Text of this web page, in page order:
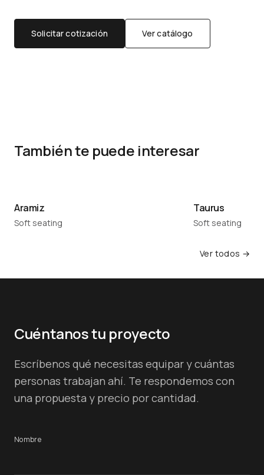
Solicitar cotización Ver catálogo
También te puede interesar
Aramiz
Soft seating
Taurus
Soft seating
Ver todos →
Cuéntanos tu proyecto
Escríbenos qué necesitas equipar y cuántas
personas trabajan ahí. Te respondemos con
una propuesta y precio por cantidad.
Nombre